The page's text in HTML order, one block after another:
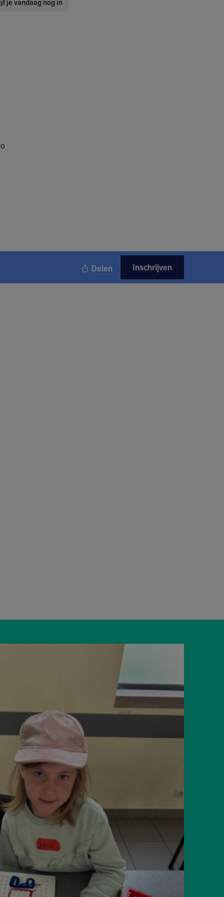
je vandaag nog in
Delen Inschrijven